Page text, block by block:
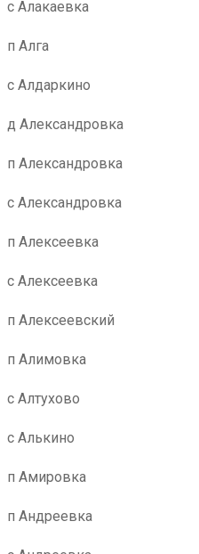
с Алакаевка
п Алга
с Алдаркино
д Александровка
п Александровка
с Александровка
п Алексеевка
с Алексеевка
п Алексеевский
п Алимовка
с Алтухово
с Алькино
п Амировка
п Андреевка